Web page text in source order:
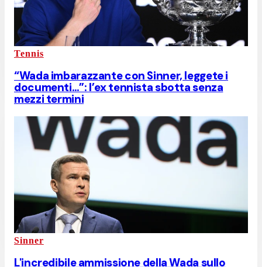
Tennis
“Wada imbarazzante con Sinner, leggete i
documenti…”: l’ex tennista sbotta senza
mezzi termini
Sinner
L'incredibile ammissione della Wada sullo